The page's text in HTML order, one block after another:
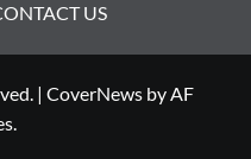
US
| CoverNews by AF